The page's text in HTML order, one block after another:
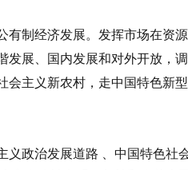
有制经济发展。发挥市场在资
发展、国内发展和对外开放，
会主义新农村，走中国特色新
义政治发展道路
、中国特色社